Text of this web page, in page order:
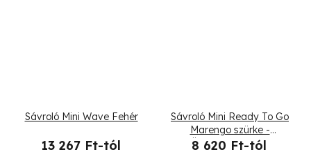
Sávroló Mini Wave Fehér
13 267 Ft-tól
Sávroló Mini Ready To Go
Marengo szürke -
Összehajtogatott
8 620 Ft-tól